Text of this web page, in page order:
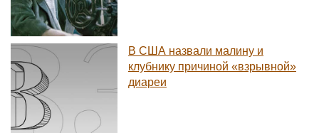
В США назвали малину и
клубнику причиной «взрывной»
диареи